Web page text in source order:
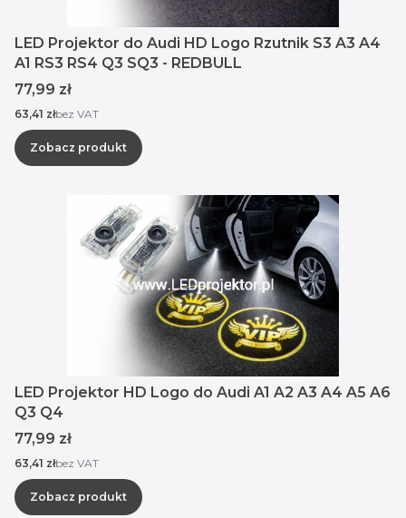
LED Projektor do Audi HD Logo Rzutnik S3 A3 A4
A1 RS3 RS4 Q3 SQ3 - REDBULL
Cena
77,99 zł
Cena
63,41 złbez VAT
Zobacz produkt
LED Projektor HD Logo do Audi A1 A2 A3 A4 A5 A6
Q3 Q4
Cena
77,99 zł
Cena
63,41 złbez VAT
Zobacz produkt